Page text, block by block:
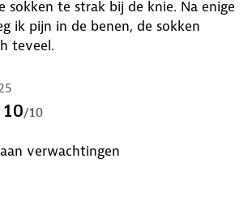
sokken te strak bij de knie. Na enige
ik pijn in de benen, de sokken
teveel.
10/10
verwachtingen